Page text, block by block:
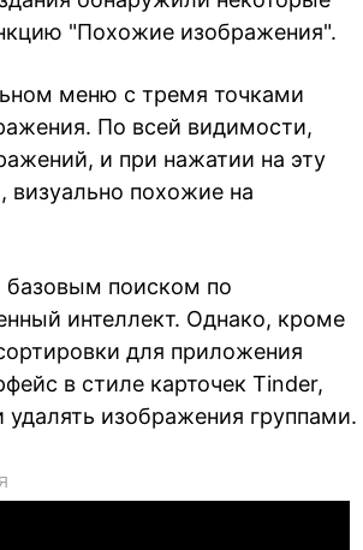
"Похожие изображения".
меню с тремя точками
По всей видимости,
и при нажатии на эту
визуально похожие на
базовым поиском по
интеллект. Однако, кроме
для приложения
в стиле карточек Tinder,
изображения группами.